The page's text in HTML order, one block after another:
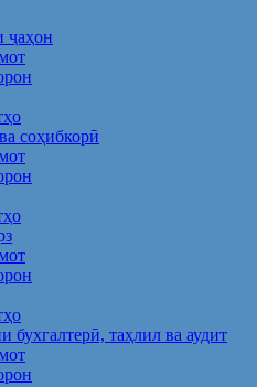
ҷаҳон
соҳибкорӣ
бухгалтерӣ, таҳлил ва аудит